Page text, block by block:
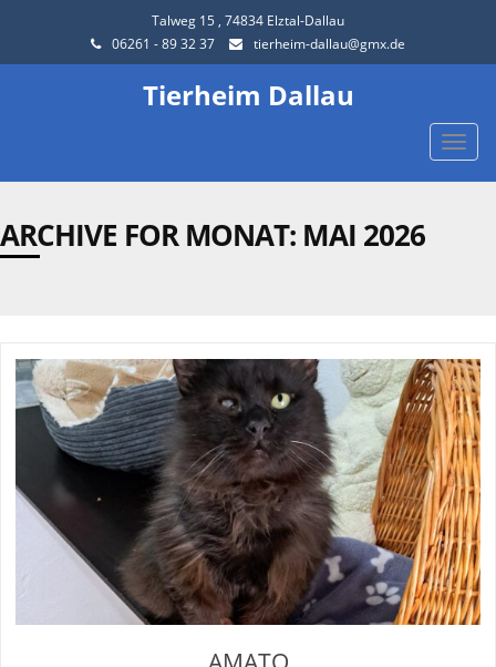
Talweg 15 , 74834 Elztal-Dallau
06261 - 89 32 37
tierheim-dallau@gmx.de
Tierheim Dallau
Toggle
ARCHIVE FOR MONAT: MAI 2026